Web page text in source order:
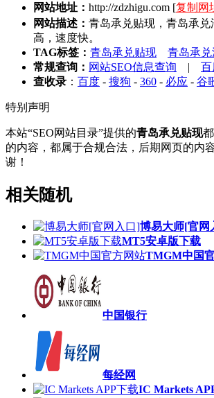
网站地址： http://zdzhigu.com [复制网
网站描述： 青岛承兑贴现，青岛承
高，速度快。
TAG标签： 青岛承兑贴现 青岛承
常规查询： 网站SEO信息查询 | 百
查收录 ： 百度 - 搜狗 - 360 - 必应 - 谷
特别声明
本站“SEO网站目录”提供的青岛承兑贴现
的内容，都属于合规合法，后期网页的内
谢！
相关随机
博易大师[官网
MT5安卓版下载
TMGM中国
中国银行
每经网
IC Markets